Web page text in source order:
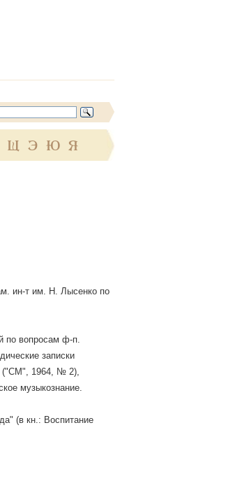
Щ Э Ю Я
ин-т им. Н. Лысенко по
по вопросам ф-п.
записки
("СМ", 1964, № 2),
музыкознание.
(в кн.: Воспитание